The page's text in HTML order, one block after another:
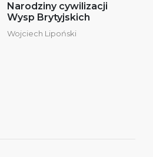
Narodziny cywilizacji
Wysp Brytyjskich
Wojciech Lipoński